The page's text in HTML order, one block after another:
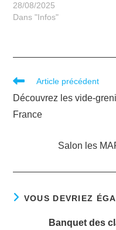
28/08/2025
Dans "Infos"
Article précédent
Découvrez les vide-
France
Salon les
VOUS DEVRIEZ
Banquet des